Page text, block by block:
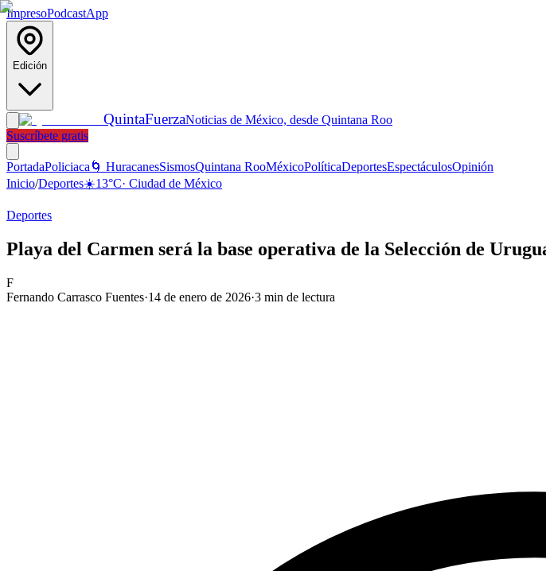
ImpresoPodcastApp
Edición
QuintaFuerzaNoticias de México, desde Quintana Roo
Suscríbete gratis
PortadaPoliciaca 🌀 HuracanesSismosQuintana RooMéxicoPolíticaDeportesEspectáculosOpinión
Inicio/Deportes☀️13°C· Ciudad de México
Deportes
Playa del Carmen será la base operativa de la Selección de
F
Fernando Carrasco Fuentes·14 de enero de 2026·3 min de lectura